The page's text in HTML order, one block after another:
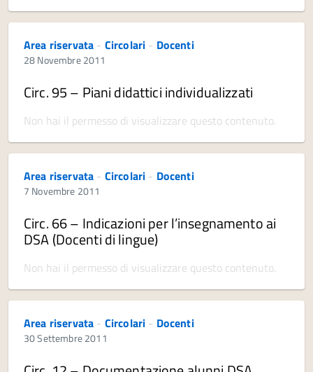
Area riservata - Circolari - Docenti
28 Novembre 2011
Circ. 95 – Piani didattici individualizzati
Non hai il permesso di visualizzare questo contenuto.
Area riservata - Circolari - Docenti
7 Novembre 2011
Circ. 66 – Indicazioni per l’insegnamento ai
DSA (Docenti di lingue)
Non hai il permesso di visualizzare questo contenuto.
Area riservata - Circolari - Docenti
30 Settembre 2011